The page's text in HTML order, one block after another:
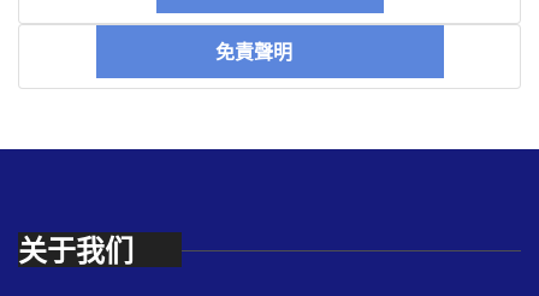
免責聲明
关于我们